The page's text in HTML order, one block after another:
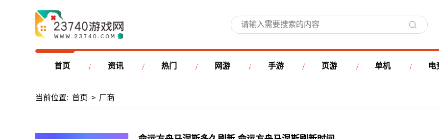
首页 资讯 热门 网游 手游 页游 单机 电
当前位置: 首页 > 厂商